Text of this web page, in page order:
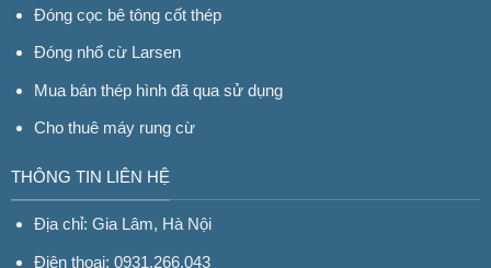
Đóng cọc bê tông cốt thép
Đóng nhổ cừ Larsen
Mua bán thép hình đã qua sử dụng
Cho thuê máy rung cừ
THÔNG TIN LIÊN HỆ
Địa chỉ: Gia Lâm, Hà Nội
Điện thoại: 0931.266.043